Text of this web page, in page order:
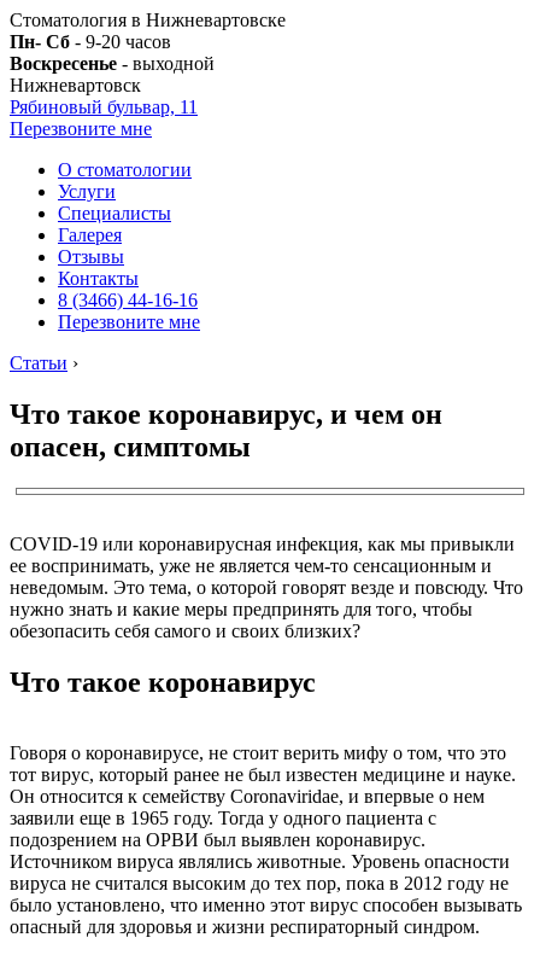
Стоматология в Нижневартовске
Пн- Сб - 9-20 часов
Воскресенье - выходной
Нижневартовск
Рябиновый бульвар, 11
Перезвоните мне
О стоматологии
Услуги
Специалисты
Галерея
Отзывы
Контакты
8 (3466) 44-16-16
Перезвоните мне
Статьи ›
Что такое коронавирус, и чем он
опасен, симптомы
COVID-19 или коронавирусная инфекция, как мы привыкли
ее воспринимать, уже не является чем-то сенсационным и
неведомым. Это тема, о которой говорят везде и повсюду. Что
нужно знать и какие меры предпринять для того, чтобы
обезопасить себя самого и своих близких?
Что такое коронавирус
Говоря о коронавирусе, не стоит верить мифу о том, что это
тот вирус, который ранее не был известен медицине и науке.
Он относится к семейству Coronaviridae, и впервые о нем
заявили еще в 1965 году. Тогда у одного пациента с
подозрением на ОРВИ был выявлен коронавирус.
Источником вируса являлись животные. Уровень опасности
вируса не считался высоким до тех пор, пока в 2012 году не
было установлено, что именно этот вирус способен вызывать
опасный для здоровья и жизни респираторный синдром.